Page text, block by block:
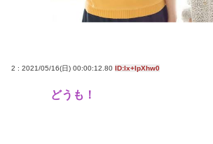
【悲報】お盆下り、安定の地獄絵図
って何だっけ？
2 : 2021/05/16(日) 00:00:12.80 ID:lx+IpXhw0
どうも！